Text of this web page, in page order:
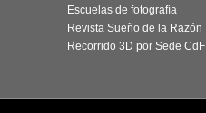
Escuelas de fotografía
Revista Sueño de la Razón
Recorrido 3D por Sede CdF